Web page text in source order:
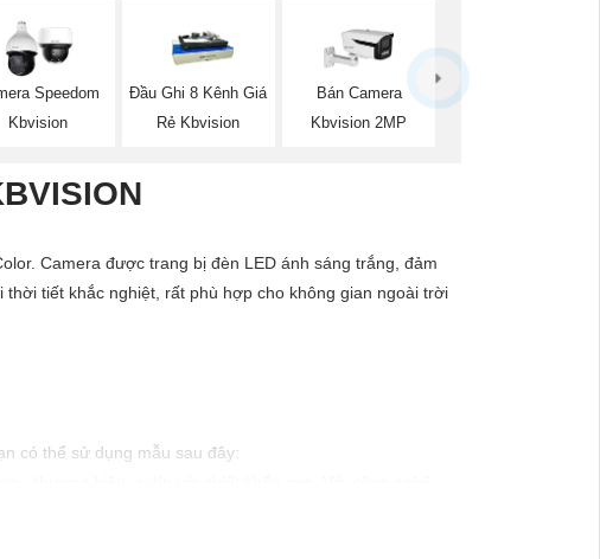
Speedom
Kbvision
Đầu Ghi 8 Kênh Giá
Rẻ Kbvision
Bán Camera
Kbvision 2MP
Camera được trang bị đèn LED ánh sáng trắng, đảm
tiết khắc nghiệt, rất phù hợp cho không gian ngoài trời
có thể sử dụng mẫu sau đây:
cố nào xảy ra mà không có sự giám sát chuyên nghiệp.